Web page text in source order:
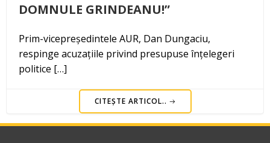
DOMNULE GRINDEANU!”
Prim-vicepreședintele AUR, Dan Dungaciu,
respinge acuzațiile privind presupuse înțelegeri
politice […]
CITEȘTE ARTICOL..